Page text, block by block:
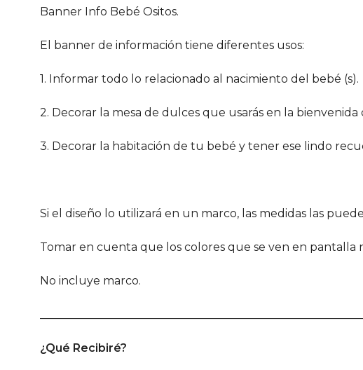
Banner Info Bebé Ositos.
El banner de información tiene diferentes usos:
1. Informar todo lo relacionado al nacimiento del bebé (s).
2. Decorar la mesa de dulces que usarás en la bienvenida
3. Decorar la habitación de tu bebé y tener ese lindo
Si el diseño lo utilizará en un marco, las medidas las
Tomar en cuenta que los colores que se ven en pantalla
No incluye marco.
¿Qué Recibiré?